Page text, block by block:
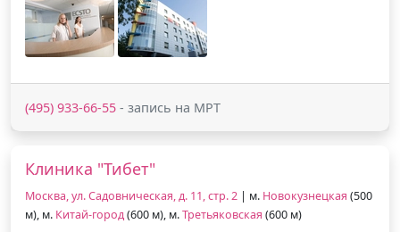
(495) 933-66-55 - запись на МРТ
Клиника "Тибет"
Москва, ул. Садовническая, д. 11, стр. 2 | м. Новокузнецкая (500
м), м. Китай-город(600 м), м.Третьяковская (600 м)